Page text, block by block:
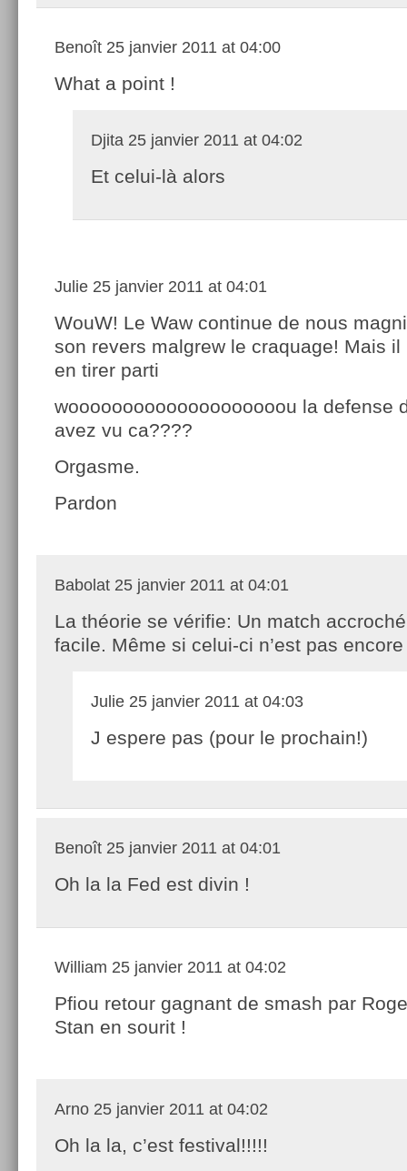
Benoît 25 janvier 2011 at 04:00
What a point !
Djita 25 janvier 2011 at 04:02
Et celui-là alors
Julie 25 janvier 2011 at 04:01
WouW! Le Waw continue de nous
son revers malgrew le craquage! Mais il
en tirer parti
woooooooooooooooooooou la defense
avez vu ca????
Orgasme.
Pardon
Babolat 25 janvier 2011 at 04:01
La théorie se vérifie: Un match
facile. Même si celui-ci n’est pas
Julie 25 janvier 2011 at 04:03
J espere pas (pour le prochain!)
Benoît 25 janvier 2011 at 04:01
Oh la la Fed est divin !
William 25 janvier 2011 at 04:02
Pfiou retour gagnant de smash par
Stan en sourit !
Arno 25 janvier 2011 at 04:02
Oh la la, c’est festival!!!!!